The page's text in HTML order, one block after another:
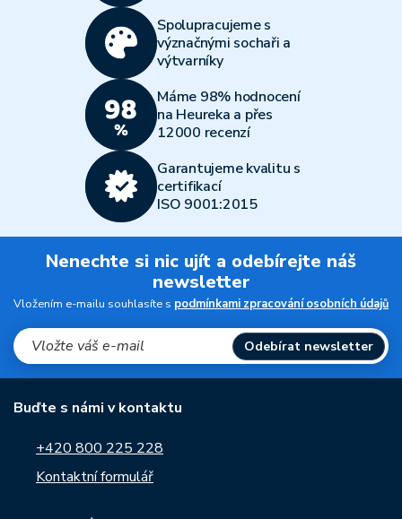
Spolupracujeme s
význačnými sochaři a
výtvarníky
Máme 98% hodnocení
na Heureka a přes
12000 recenzí
Garantujeme kvalitu s
certifikací
ISO 9001:2015
Nenechte si nic ujít a odebírejte náš
newsletter
Vložením e-mailu souhlasíte s podmínkami zpracování osobních údajů
Odebírat newsletter
Buďte s námi v kontaktu
+420 800 225 228
Kontaktní formulář